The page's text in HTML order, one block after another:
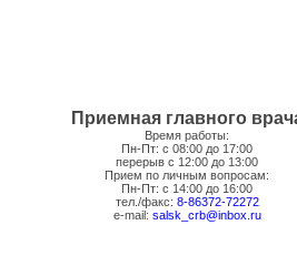
Приемная главного
Время работы:
Пн-Пт: с 08:00 до 17:00
перерыв с 12:00 до 13:00
Прием по личным вопросам:
Пн-Пт: с 14:00 до 16:00
тел./факс: 8-86372-72272
e-mail: salsk_crb@inbox.ru